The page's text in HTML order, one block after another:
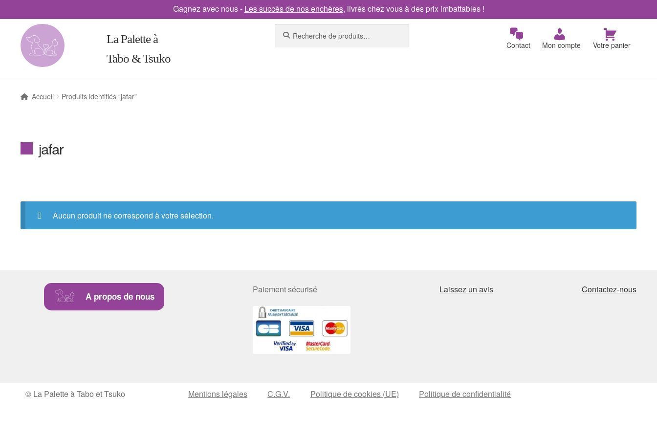
Gagnez avec nous - Les succès de nos enchères, livrés chez vous à des prix imbattables !
La Palette à
Tabo & Tsuko
Contact
Mon compte Votre panier
Accueil Produits identifiés “jafar”
jafar
Aucun produit ne correspond à votre sélection.
A propos de nous
Paiement sécurisé Laissez un avis Contactez-nous
© La Palette à Tabo et Tsuko Mentions légales C.G.V. Politique de cookies (UE) Politique de confidentialité